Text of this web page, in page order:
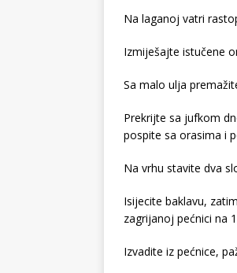
Na laganoj vatri
Izmiješajte istučene
Sa malo ulja
Prekrijte sa jufkom
pospite sa orasima i
Na vrhu stavite dva
Isijecite baklavu,
zagrijanoj pećnici na
Izvadite iz pećnice,